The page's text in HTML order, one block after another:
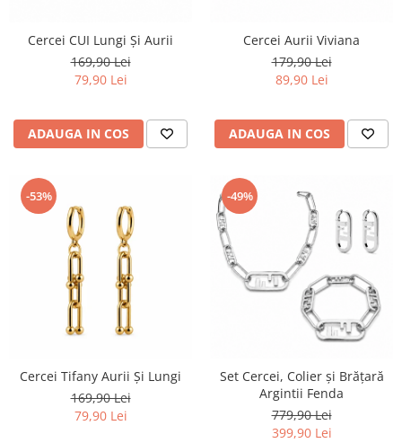
Cercei CUI Lungi Și Aurii
169,90 Lei
79,90 Lei
ADAUGA IN COS
Cercei Aurii Viviana
179,90 Lei
89,90 Lei
ADAUGA IN COS
-53%
Cercei Tifany Aurii Și Lungi
169,90 Lei
79,90 Lei
-49%
Set Cercei, Colier și Brățară
Argintii Fenda
779,90 Lei
399,90 Lei